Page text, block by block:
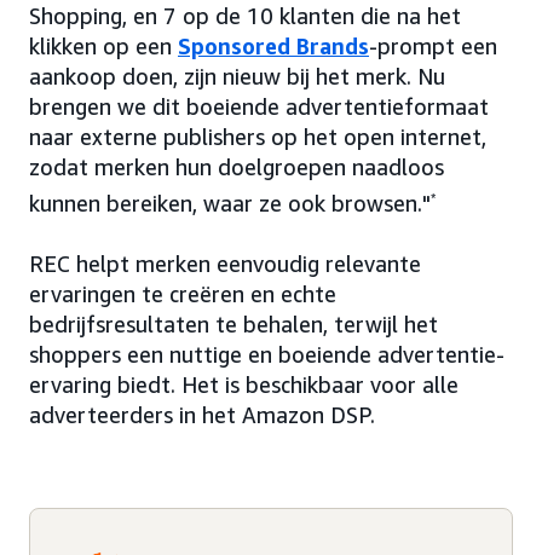
Shopping, en 7 op de 10 klanten die na het
klikken op een Sponsored Brands-prompt een
aankoop doen, zijn nieuw bij het merk. Nu
brengen we dit boeiende advertentieformaat
naar externe publishers op het open internet,
zodat merken hun doelgroepen naadloos
kunnen bereiken, waar ze ook browsen."*
REC helpt merken eenvoudig relevante
ervaringen te creëren en echte
bedrijfsresultaten te behalen, terwijl het
shoppers een nuttige en boeiende advertentie-
ervaring biedt. Het is beschikbaar voor alle
adverteerders in het Amazon DSP.